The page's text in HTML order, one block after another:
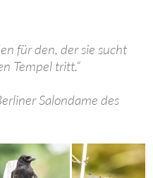
für den, der sie sucht
Tempel tritt.“
Salondame des